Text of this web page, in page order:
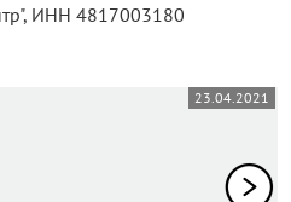
ИНН 4817003180
23.04.2021